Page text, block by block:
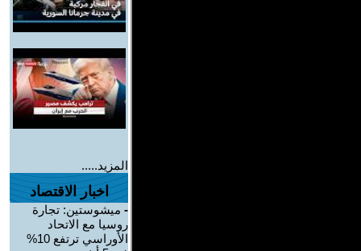
المزيد.....
اخبار الاقتصاد
- ميشوستين: تجارة
روسيا مع الاتحاد
الأوراسي ترتفع 10%